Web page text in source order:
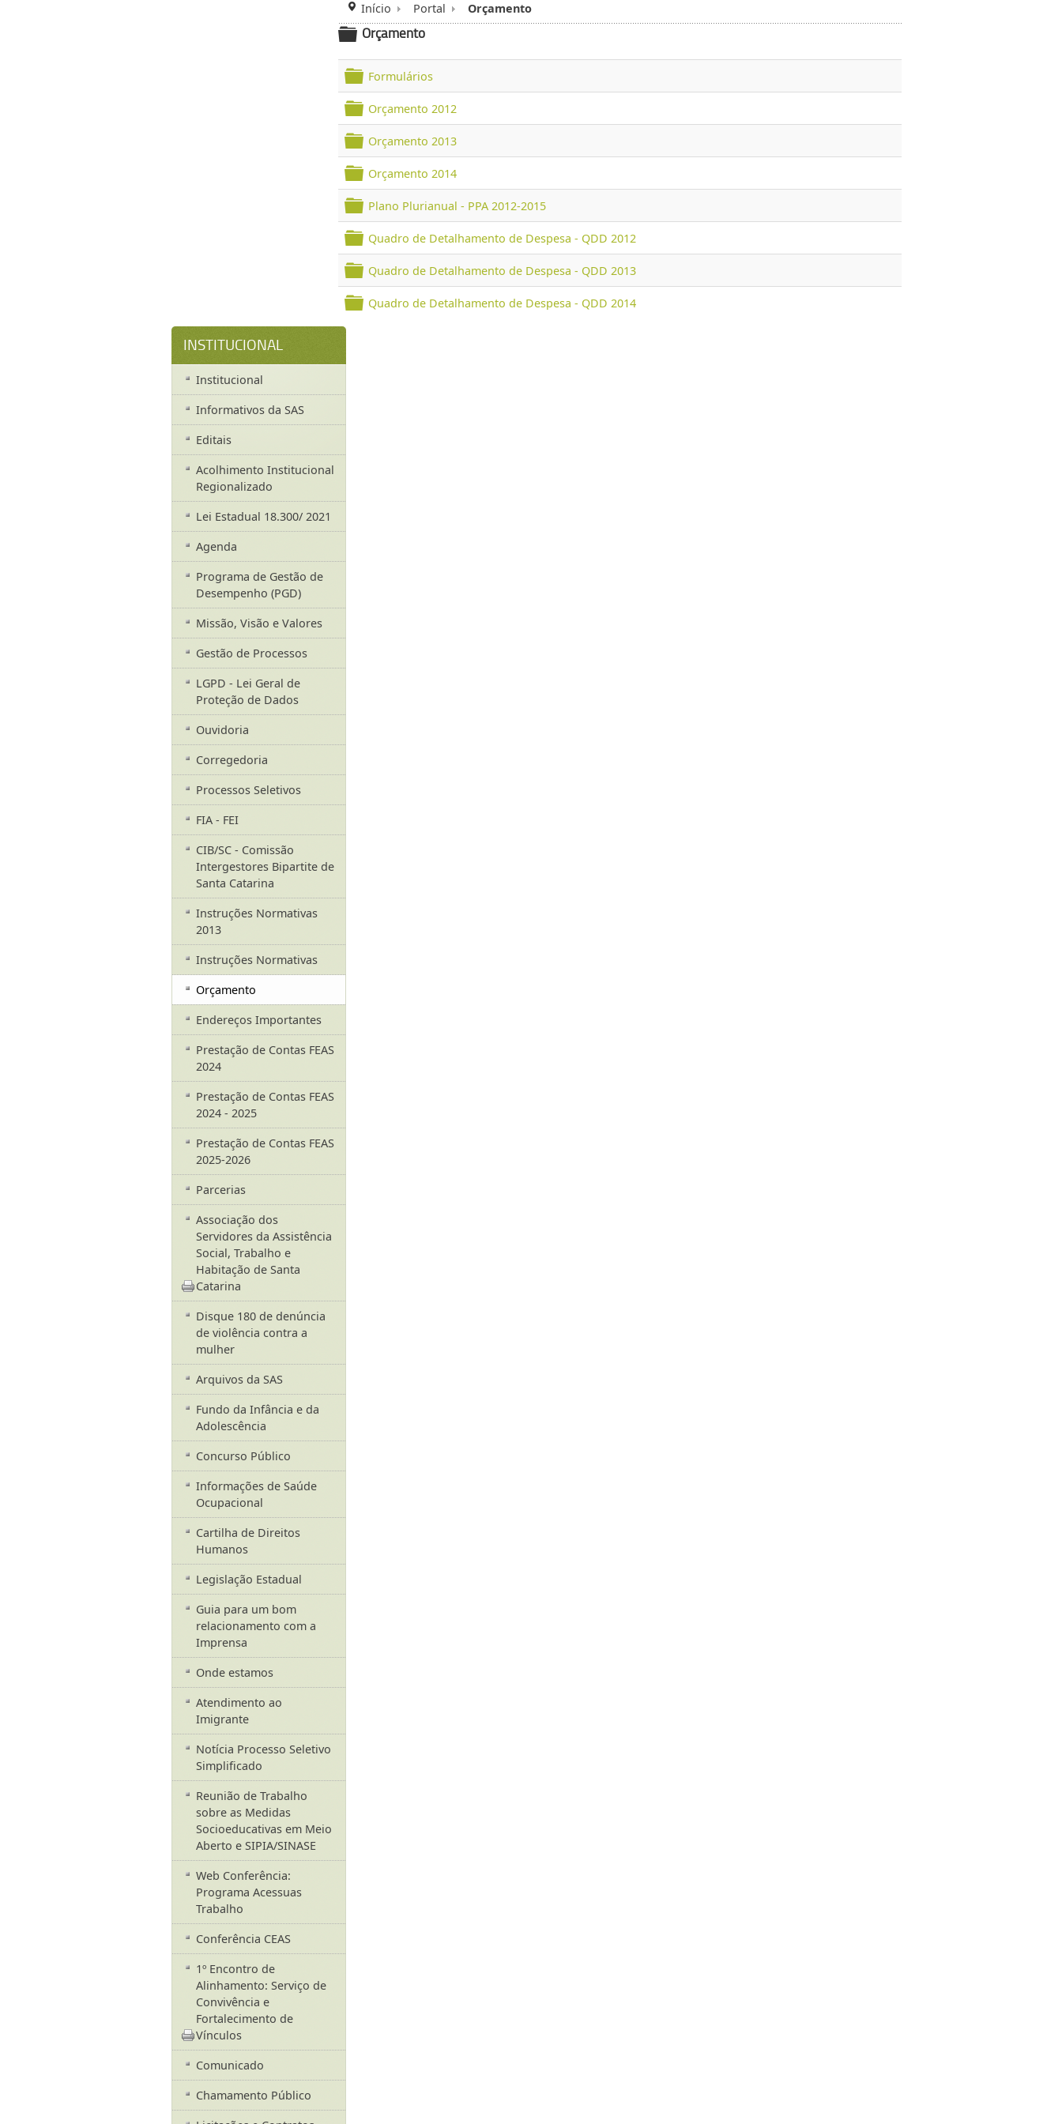
Início Portal Orçamento
Orçamento
folder
Formulários
folder
Orçamento 2012
folder
Orçamento 2013
folder
Orçamento 2014
folder
Plano Plurianual - PPA 2012-2015
folder
Quadro de Detalhamento de Despesa - QDD 2012
folder
Quadro de Detalhamento de Despesa - QDD 2013
Quadro de Detalhamento de Despesa - QDD 2014
INSTITUCIONAL
Institucional
Informativos da SAS
Editais
Acolhimento Institucional
Regionalizado
Lei Estadual 18.300/ 2021
Agenda
Programa de Gestão de
Desempenho (PGD)
Missão, Visão e Valores
Gestão de Processos
LGPD - Lei Geral de
Proteção de Dados
Ouvidoria
Corregedoria
Processos Seletivos
FIA - FEI
CIB/SC - Comissão
Intergestores Bipartite de
Santa Catarina
Instruções Normativas
2013
Instruções Normativas
Orçamento
Endereços Importantes
Prestação de Contas FEAS
2024
Prestação de Contas FEAS
2024 - 2025
Prestação de Contas FEAS
2025-2026
Parcerias
Associação dos
Servidores da Assistência
Social, Trabalho e
Habitação de Santa
Catarina
Disque 180 de denúncia
de violência contra a
mulher
Arquivos da SAS
Fundo da Infância e da
Adolescência
Concurso Público
Informações de Saúde
Ocupacional
Cartilha de Direitos
Humanos
Legislação Estadual
Guia para um bom
relacionamento com a
Imprensa
Onde estamos
Atendimento ao
Imigrante
Notícia Processo Seletivo
Simplificado
Reunião de Trabalho
sobre as Medidas
Socioeducativas em Meio
Aberto e SIPIA/SINASE
Web Conferência:
Programa Acessuas
Trabalho
Conferência CEAS
1º Encontro de
Alinhamento: Serviço de
Convivência e
Fortalecimento de
Vínculos
Comunicado
Chamamento Público